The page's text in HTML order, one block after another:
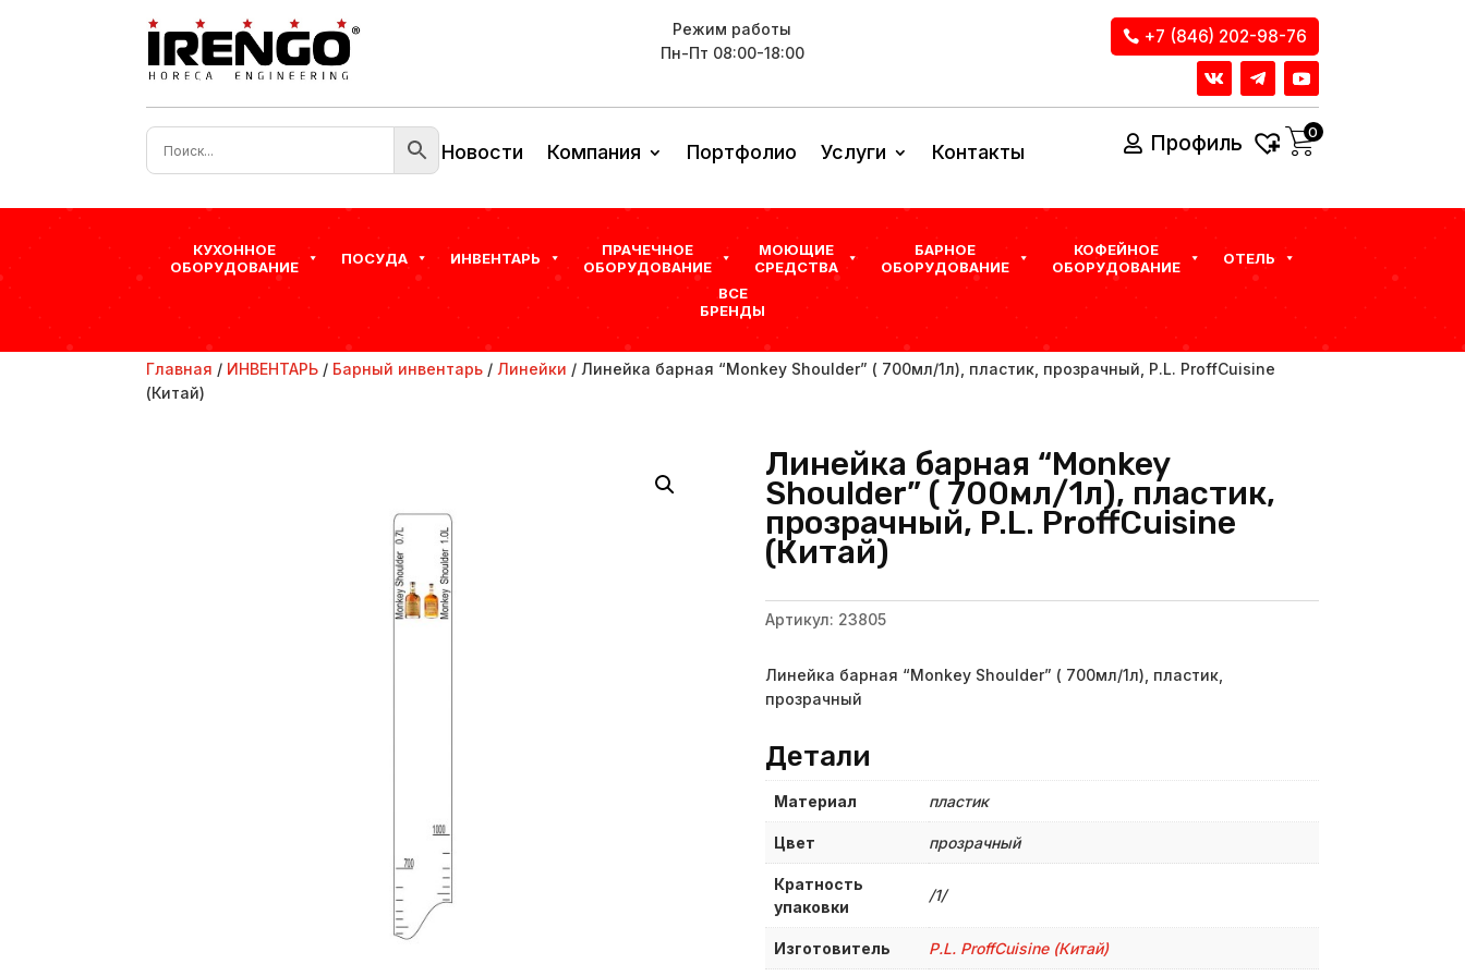
Режим работы
Пн-Пт 08:00-18:00
+7 (846) 202-98-76
Новости Компания Портфолио Услуги Контакты Профиль 0
КУХОННОЕ
ОБОРУДОВАНИЕ
ПОСУДА ИНВЕНТАРЬ
ПРАЧЕЧНОЕ
ОБОРУДОВАНИЕ
МОЮЩИЕ
СРЕДСТВА
БАРНОЕ
ОБОРУДОВАНИЕ
КОФЕЙНОЕ
ОБОРУДОВАНИЕ
ОТЕЛЬ
ВСЕ
БРЕНДЫ
Главная / ИНВЕНТАРЬ / Барный инвентарь / Линейки / Линейка барная “Monkey Shoulder” ( 700мл/1л), пластик, прозрачный, P.L. ProffСuisine
(Китай)
Линейка барная “Monkey
Shoulder” ( 700мл/1л), пластик,
прозрачный, P.L. ProffСuisine
(Китай)
Артикул: 23805
Линейка барная “Monkey Shoulder” ( 700мл/1л), пластик,
прозрачный
Детали
Материал пластик
Цвет прозрачный
Кратность
упаковки
/1/
Изготовитель P.L. ProffСuisine (Китай)